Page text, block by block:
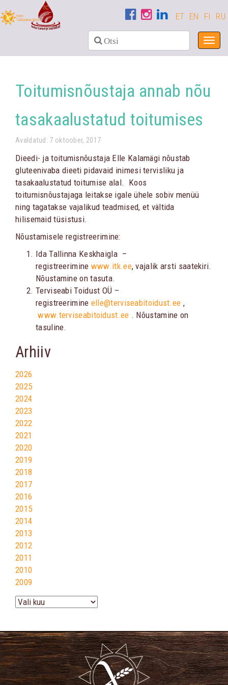
ET EN FI RU
Toitumisnõustaja annab nõu
tasakaalustatud toitumises
Avaldatud: 7 oktoober, 2017
Dieedi- ja toitumisnõustaja Elle Kalamägi nõustab
gluteenivaba dieeti pidavaid inimesi tervisliku ja
tasakaalustatud toitumise alal. Koos
toitumisnõustajaga leitakse igale ühele sobiv menüü
ning tagatakse vajalikud teadmised, et vältida
hilisemaid tüsistusi.
Nõustamisele registreerimine:
Ida Tallinna Keskhaigla –
registreerimine www.itk.ee, vajalik arsti saatekiri.
Nõustamine on tasuta.
Terviseabi Toidust OÜ –
registreerimine elle@terviseabitoidust.ee ,
www.terviseabitoidust.ee . Nõustamine on
tasuline.
Arhiiv
2026
2025
2024
2023
2022
2021
2020
2019
2018
2017
2016
2015
2014
2013
2012
2011
2010
2009
Arhiiv